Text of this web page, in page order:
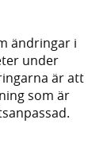
ändringar i
under
är att
som är